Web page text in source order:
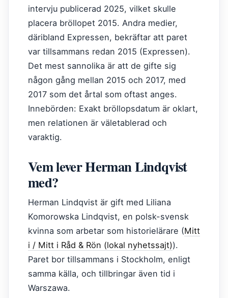
intervju publicerad 2025, vilket skulle
placera bröllopet 2015. Andra medier,
däribland Expressen, bekräftar att paret
var tillsammans redan 2015 (Expressen).
Det mest sannolika är att de gifte sig
någon gång mellan 2015 och 2017, med
2017 som det årtal som oftast anges.
Innebörden: Exakt bröllopsdatum är oklart,
men relationen är väletablerad och
varaktig.
Vem lever Herman Lindqvist
med?
Herman Lindqvist är gift med Liliana
Komorowska Lindqvist, en polsk-svensk
kvinna som arbetar som historielärare (Mitt
i / Mitt i Råd & Rön (lokal nyhetssajt)).
Paret bor tillsammans i Stockholm, enligt
samma källa, och tillbringar även tid i
Warszawa.